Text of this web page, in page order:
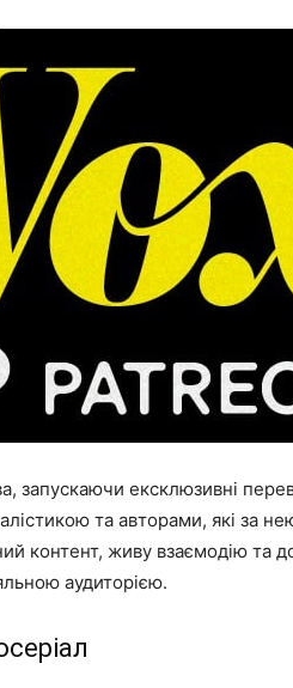
запускаючи ексклюзивні
та авторами, які за
контент, живу взаємодію та
аудиторією.